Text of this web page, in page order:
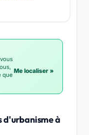
que
Me localiser »
d'urbanisme à